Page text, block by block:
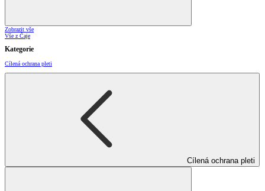
Zobrazit vše
Vše z Čaje
Kategorie
Cílená ochrana pleti
Cílená ochrana pleti